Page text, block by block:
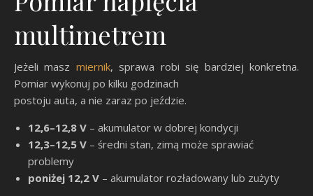
multimetrem
Jeżeli masz miernik, sprawa robi się bardziej konkretna.
Pomiar wykonuj po kilku godzinach
postoju auta, a nie zaraz po jeździe.
12,6–12,8 V – akumulator w dobrej kondycji
12,3–12,5 V – średni stan, zimą może sprawiać
problemy
poniżej 12,2 V – akumulator rozładowany lub zużyty